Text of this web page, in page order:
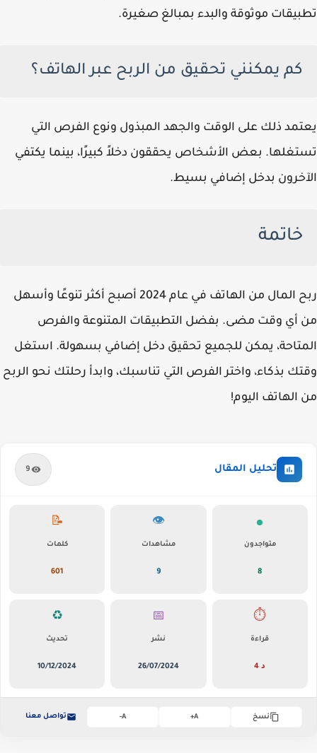
تطبيقات موثوقة والبدء بمبالغ صغيرة.
كم يمكنني تحقيق من الربح عبر الهاتف؟
يعتمد ذلك على الوقت والجهد المبذول ونوع الفرص التي
تستغلها. بعض الأشخاص يحققون دخلاً كبيرًا، بينما يكتفي
الآخرون بدخل إضافي بسيط.
خاتمة
ربح المال من الهاتف في عام 2024 أصبح أكثر تنوعًا وأسهل
من أي وقت مضى. بفضل التطبيقات المتنوعة والفرص
المتاحة، يمكن للجميع تحقيق دخل إضافي بسهولة. استغل
وقتك بذكاء، واختر الفرص التي تناسبك، وابدأ رحلتك نحو الربح
من الهاتف اليوم!
تحليل المقال 9
متواجدون
8
👁️
مشاهدات
9
📝
كلمات
601
⏱️
قراءة
4 د
📅
نشر
26/07/2024
♻️
تحديث
10/12/2024
نسخ A+
A- تواصل معنا